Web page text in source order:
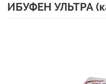
ИБУФЕН УЛЬТРА